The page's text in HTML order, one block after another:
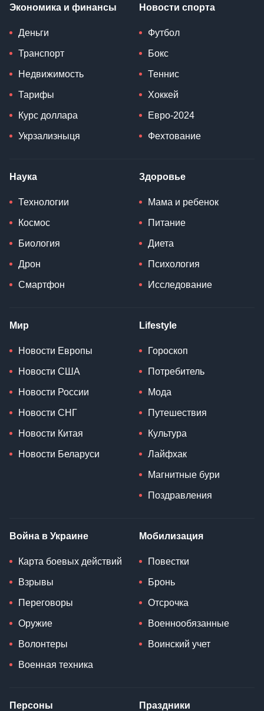
Экономика и финансы
Деньги
Транспорт
Недвижимость
Тарифы
Курс доллара
Укрзализныця
Новости спорта
Футбол
Бокс
Теннис
Хоккей
Евро-2024
Фехтование
Наука
Технологии
Космос
Биология
Дрон
Смартфон
Здоровье
Мама и ребенок
Питание
Диета
Психология
Исследование
Мир
Новости Европы
Новости США
Новости России
Новости СНГ
Новости Китая
Новости Беларуси
Lifestyle
Гороскоп
Потребитель
Мода
Путешествия
Культура
Лайфхак
Магнитные бури
Поздравления
Война в Украине
Карта боевых действий
Взрывы
Переговоры
Оружие
Волонтеры
Военная техника
Мобилизация
Повестки
Бронь
Отсрочка
Военнообязанные
Воинский учет
Персоны Праздники